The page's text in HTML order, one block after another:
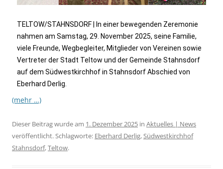
TELTOW/STAHNSDORF | In einer bewegenden Zeremonie
nahmen am Samstag, 29. November 2025, seine Familie,
viele Freunde, Wegbegleiter, Mitglieder von Vereinen sowie
Vertreter der Stadt Teltow und der Gemeinde Stahnsdorf
auf dem Südwestkirchhof in Stahnsdorf Abschied von
Eberhard Derlig.
(mehr …)
Dieser Beitrag wurde am 1. Dezember 2025 in Aktuelles | News
veröffentlicht. Schlagworte: Eberhard Derlig,Südwestkirchhof
Stahnsdorf,Teltow.